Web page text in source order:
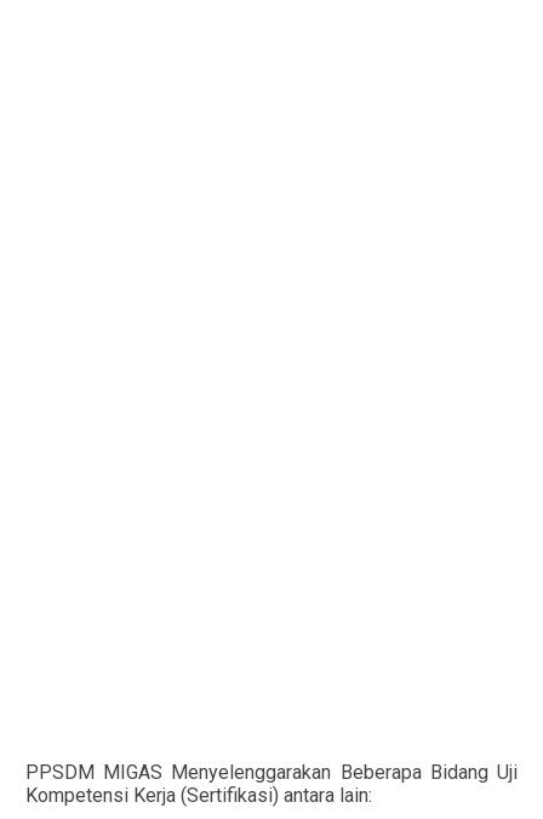
PPSDM MIGAS Menyelenggarakan Beberapa Bidang Uji
Kompetensi Kerja (Sertifikasi) antara lain: